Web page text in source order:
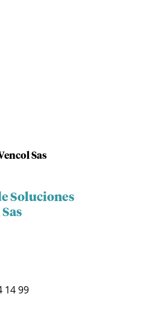
Sas
Soluciones
14 99